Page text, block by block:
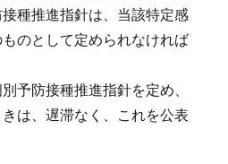
種推進指針は、当該特定感
のとして定められなければ
予防接種推進指針を定め、
は、遅滞なく、これを公表